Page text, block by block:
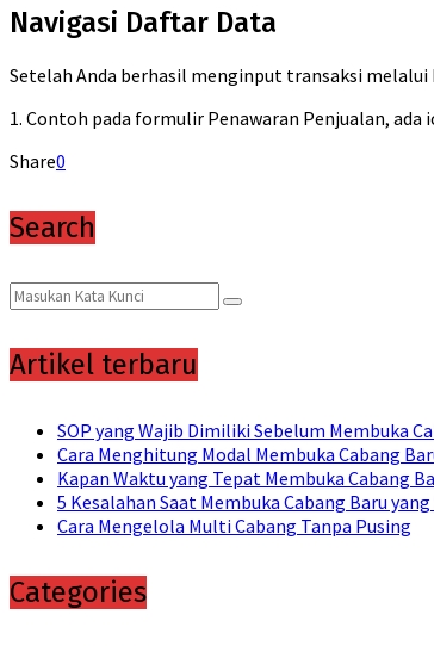
Navigasi Daftar Data
Setelah Anda berhasil menginput transaksi melalui
1. Contoh pada formulir Penawaran Penjualan, ada
Share0
Search
Search
for:
Search
Artikel terbaru
SOP yang Wajib Dimiliki Sebelum Membuka
Cara Menghitung Modal Membuka Cabang
Kapan Waktu yang Tepat Membuka Cabang
5 Kesalahan Saat Membuka Cabang Baru
Cara Mengelola Multi Cabang Tanpa Pusing
Categories